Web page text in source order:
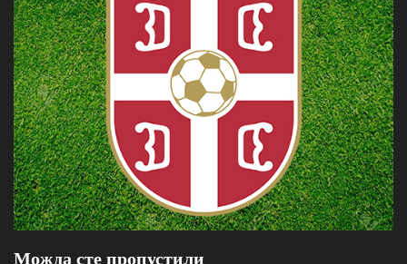
Можда сте пропустили